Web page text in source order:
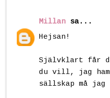
Millan sa...
Hejsan!
Självklart får
du vill, jag
sällskap må jag